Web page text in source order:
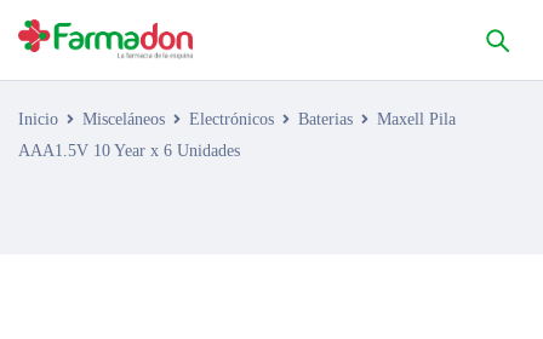
Inicio Misceláneos Electrónicos Baterias
Maxell Pila
AAA1.5V 10 Year x 6 Unidades